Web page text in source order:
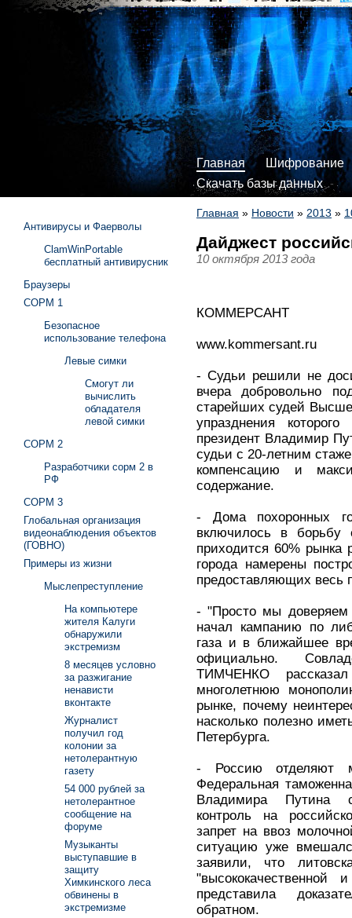
Главная
Шифрование
Скачать базы данных
Главная » Новости » 2013 »
Дайджест
10 октября 2013 года
КОММЕРСАНТ
www.kommersant.ru
- Судьи решили не
вчера добровольно
старейших судей
упразднения
президент Владимир
судьи с 20-летним
компенсацию и
содержание.
- Дома похоронных
включилось в борьбу
приходится 60% рынка
города намерены
предоставляющих весь
- "Просто мы
начал кампанию по
газа и в ближайшее
официально.
ТИМЧЕНКО
многолетнюю
рынке, почему
насколько полезно
Петербурга.
- Россию отделяют
Федеральная
Владимира Путина
контроль на
запрет на ввоз
ситуацию уже
заявили, что
представила
обратном.
Антивирусы и Фаерволы
ClamWinPortable
бесплатный антивирусник
Браузеры
СОРМ 1
Безопасное
использование телефона
Левые симки
Смогут ли
вычислить
обладателя
левой симки
СОРМ 2
Разработчики сорм 2 в
РФ
СОРМ 3
Глобальная организация
видеонаблюдения объектов
(ГОВНО)
Примеры из жизни
Мыслепреступление
На компьютере
жителя Калуги
обнаружили
экстремизм
8 месяцев условно
за разжигание
ненависти
вконтакте
Журналист
получил год
колонии за
нетолерантную
газету
54 000 рублей за
нетолерантное
сообщение на
форуме
Музыканты
выступавшие в
защиту
Химкинского леса
обвинены в
экстремизме